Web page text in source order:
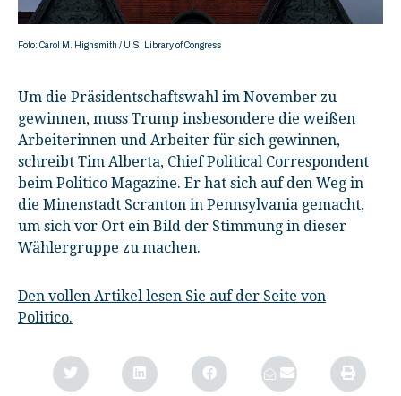
Foto: Carol M. Highsmith / U.S. Library of Congress
Um die Präsidentschaftswahl im November zu
gewinnen, muss Trump insbesondere die weißen
Arbeiterinnen und Arbeiter für sich gewinnen,
schreibt Tim Alberta, Chief Political Correspondent
beim Politico Magazine. Er hat sich auf den Weg in
die Minenstadt Scranton in Pennsylvania gemacht,
um sich vor Ort ein Bild der Stimmung in dieser
Wählergruppe zu machen.
Den vollen Artikel lesen Sie auf der Seite von
Politico.